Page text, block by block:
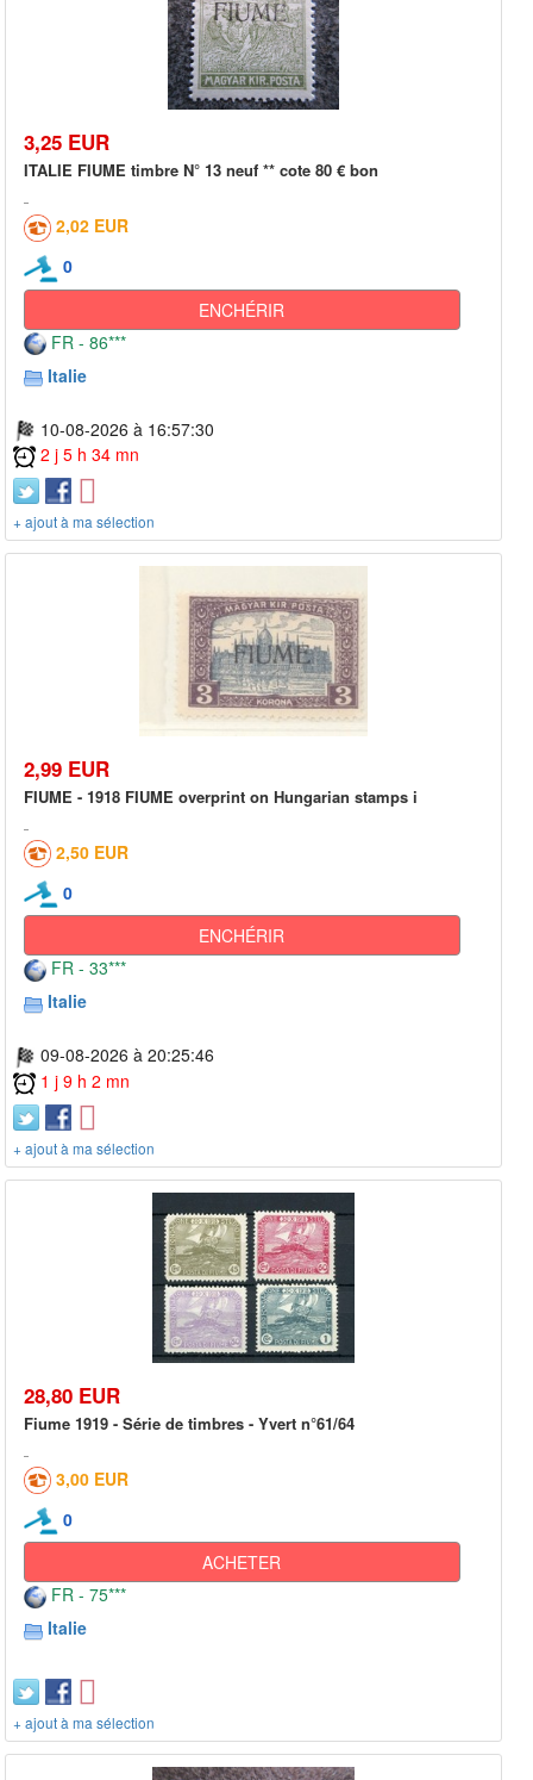
3,25 EUR
ITALIE FIUME timbre N° 13 neuf ** cote 80 € bon
2,02 EUR
0
ENCHÉRIR
FR - 86***
Italie
10-08-2026 à 16:57:30
2 j 5 h 34 mn
+ ajout à ma sélection
2,99 EUR
FIUME - 1918 FIUME overprint on Hungarian stamps i
2,50 EUR
0
ENCHÉRIR
FR - 33***
Italie
09-08-2026 à 20:25:46
1 j 9 h 2 mn
+ ajout à ma sélection
28,80 EUR
Fiume 1919 - Série de timbres - Yvert n°61/64
3,00 EUR
0
ACHETER
FR - 75***
Italie
+ ajout à ma sélection